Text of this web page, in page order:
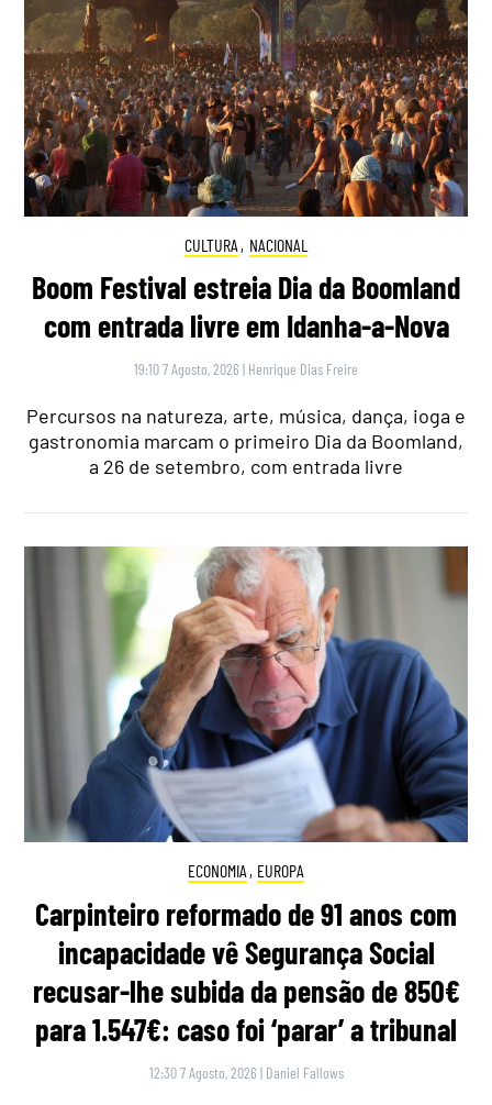
CULTURA , NACIONAL
Boom Festival estreia Dia da Boomland
com entrada livre em Idanha-a-Nova
19:10 7 Agosto, 2026 | Henrique Dias Freire
Percursos na natureza, arte, música, dança, ioga e
gastronomia marcam o primeiro Dia da Boomland,
a 26 de setembro, com entrada livre
ECONOMIA , EUROPA
Carpinteiro reformado de 91 anos com
incapacidade vê Segurança Social
recusar-lhe subida da pensão de 850€
para 1.547€: caso foi ‘parar’ a tribunal
12:30 7 Agosto, 2026 | Daniel Fallows